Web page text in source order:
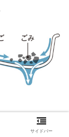
りやすい形状。
サイドバー